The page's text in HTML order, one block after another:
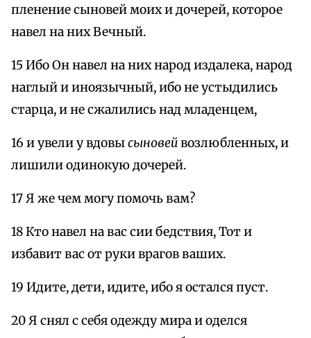
пленение сыновей моих и дочерей, которое
навел на них Вечный.
15 Ибо Он навел на них народ издалека, народ
наглый и иноязычный, ибо не устыдились
старца, и не сжалились над младенцем,
16 и увели у вдовысыновейвозлюбленных, и
лишили одинокую дочерей.
17 Я же чем могу помочь вам?
18 Кто навел на вас сии бедствия, Тот и
избавит вас от руки врагов ваших.
19 Идите, дети, идите, ибо я остался пуст.
20 Я снял с себя одежду мира и оделся